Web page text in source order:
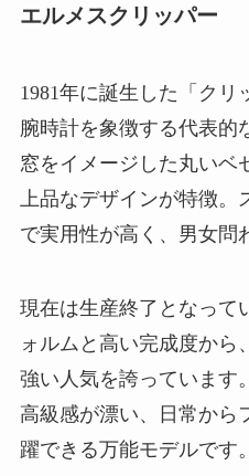
エルメスクリッパー
1981年に誕生した「ク
腕時計を象徴する代表的
窓をイメージした丸いベ
上品なデザインが特徴
で実用性が高く、男女問
現在は生産終了となって
ォルムと高い完成度から
強い人気を誇っています
高級感が漂い、日常から
躍できる万能モデルです。